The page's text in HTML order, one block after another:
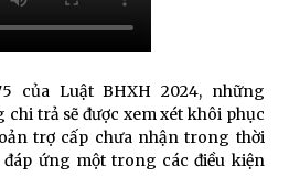
của Luật BHXH 2024, những
trả sẽ được xem xét khôi phục
trợ cấp chưa nhận trong thời
ứng một trong các điều kiện